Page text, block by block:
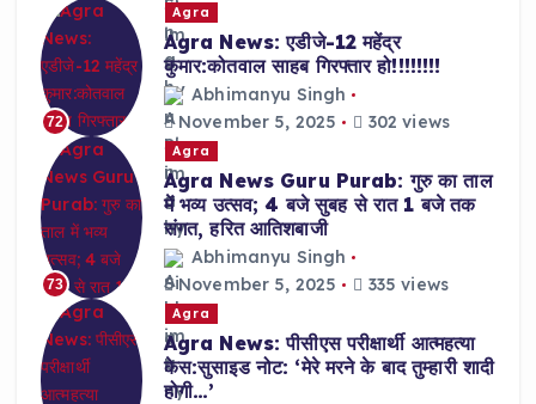
72
Agra
Agra News: एडीजे-12 महेंद्र
कुमार:कोतवाल साहब गिरफ्तार हो!!!!!!!!
Abhimanyu Singh
November 5, 2025
302 views
73
Agra
Agra News Guru Purab: गुरु का ताल
में भव्य उत्सव; 4 बजे सुबह से रात 1 बजे तक
संगत, हरित आतिशबाजी
Abhimanyu Singh
November 5, 2025
335 views
Agra
Agra News: पीसीएस परीक्षार्थी आत्महत्या
केस:सुसाइड नोट: ‘मेरे मरने के बाद तुम्हारी शादी
होगी…’